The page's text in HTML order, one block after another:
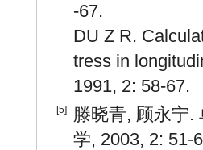
-67.
DU Z R.
tress in
1991, 2: 58-67.
[5]
滕晓青, 顾永宁.
学, 2003, 2: 51-